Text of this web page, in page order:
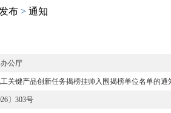
布 > 通知
公厅
关键产品创新任务揭榜挂帅入围揭榜单位名单的通
〕303号